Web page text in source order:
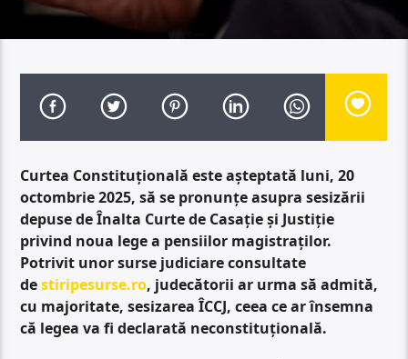
Curtea Constituțională este așteptată luni, 20
octombrie 2025, să se pronunțe asupra sesizării
depuse de Înalta Curte de Casație și Justiție
privind noua lege a pensiilor magistraților.
Potrivit unor surse judiciare consultate
destiripesurse.ro, judecătorii ar urma să admită,
cu majoritate, sesizarea ÎCCJ, ceea ce ar însemna
că legea va fi declarată neconstituțională.